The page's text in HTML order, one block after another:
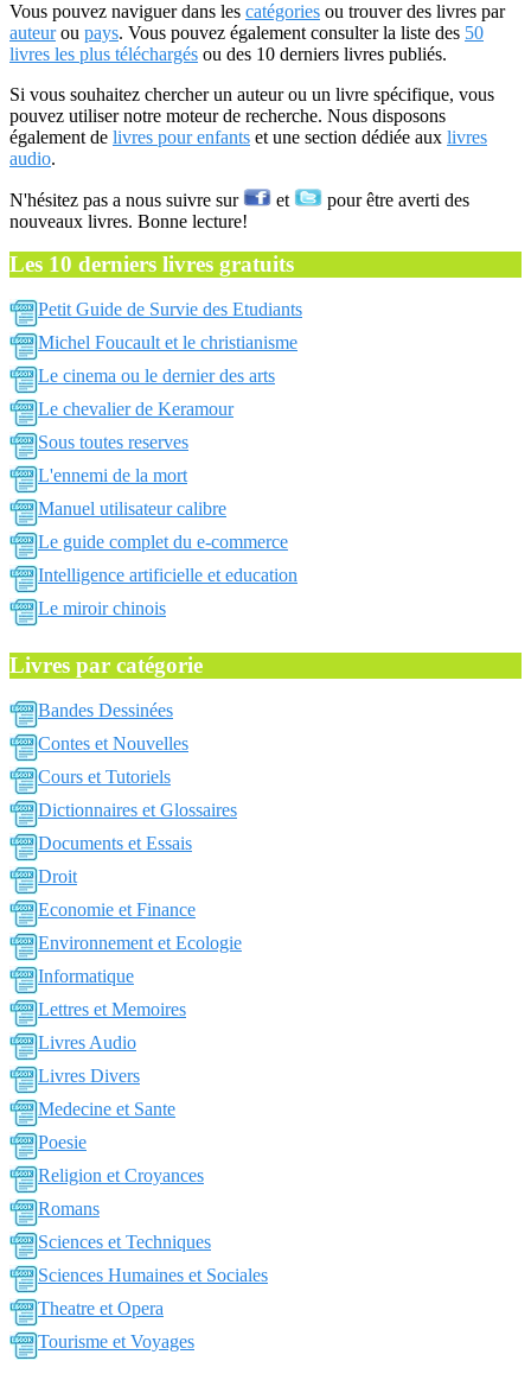
Vous pouvez naviguer dans les catégories ou trouver des livres par
auteurou pays. Vous pouvez également consulter la liste des 50
livres les plus téléchargés ou des 10 derniers livres publiés.
Si vous souhaitez chercher un auteur ou un livre spécifique, vous
pouvez utiliser notre moteur de recherche. Nous disposons
également de livres pour enfants et une section dédiée aux livres
audio.
N'hésitez pas a nous suivre sur et
pour être averti des
nouveaux livres. Bonne lecture!
Les 10 derniers livres gratuits
Petit Guide de Survie des Etudiants
Michel Foucault et le christianisme
Le cinema ou le dernier des arts
Le chevalier de Keramour
Sous toutes reserves
L'ennemi de la mort
Manuel utilisateur calibre
Le guide complet du e-commerce
Intelligence artificielle et education
Le miroir chinois
Livres par catégorie
Bandes Dessinées
Contes et Nouvelles
Cours et Tutoriels
Dictionnaires et Glossaires
Documents et Essais
Droit
Economie et Finance
Environnement et Ecologie
Informatique
Lettres et Memoires
Livres Audio
Livres Divers
Medecine et Sante
Poesie
Religion et Croyances
Romans
Sciences et Techniques
Sciences Humaines et Sociales
Theatre et Opera
Tourisme et Voyages